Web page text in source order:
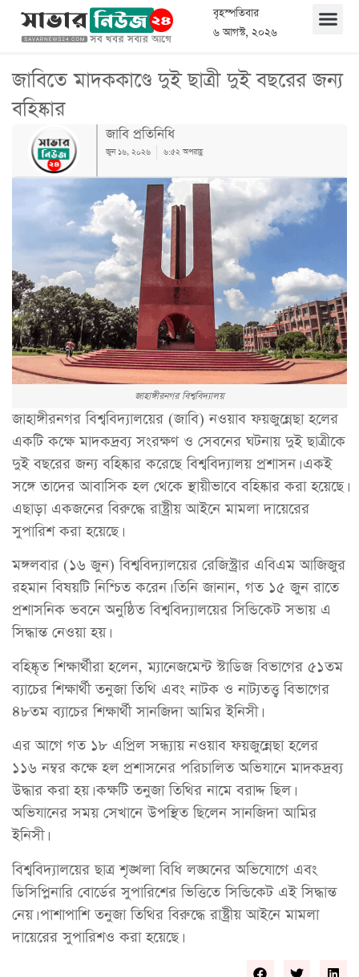
বৃহস্পতিবার
৬ আগস্ট, ২০২৬
জাবিতে মাদককাণ্ডে দুই ছাত্রী দুই বছরের জন্য
বহিষ্কার
জাবি প্রতিনিধি
জুন ১৬, ২০২৬ ৬:৫২ অপরাহ্ণ
জাহাঙ্গীরনগর বিশ্ববিদ্যালয়
জাহাঙ্গীরনগর বিশ্ববিদ্যালয়ের (জাবি) নওয়াব ফয়জুন্নেছা হলের
একটি কক্ষে মাদকদ্রব্য সংরক্ষণ ও সেবনের ঘটনায় দুই ছাত্রীকে
দুই বছরের জন্য বহিষ্কার করেছে বিশ্ববিদ্যালয় প্রশাসন। একই
সঙ্গে তাদের আবাসিক হল থেকে স্থায়ীভাবে বহিষ্কার করা হয়েছে।
এছাড়া একজনের বিরুদ্ধে রাষ্ট্রীয় আইনে মামলা দায়েরের
সুপারিশ করা হয়েছে।
মঙ্গলবার (১৬ জুন) বিশ্ববিদ্যালয়ের রেজিস্ট্রার এবিএম আজিজুর
রহমান বিষয়টি নিশ্চিত করেন। তিনি জানান, গত ১৫ জুন রাতে
প্রশাসনিক ভবনে অনুষ্ঠিত বিশ্ববিদ্যালয়ের সিন্ডিকেট সভায় এ
সিদ্ধান্ত নেওয়া হয়।
বহিষ্কৃত শিক্ষার্থীরা হলেন, ম্যানেজমেন্ট স্টাডিজ বিভাগের ৫১তম
ব্যাচের শিক্ষার্থী তনুজা তিথি এবং নাটক ও নাট্যতত্ত্ব বিভাগের
৪৮তম ব্যাচের শিক্ষার্থী সানজিদা আমির ইনিসী।
এর আগে গত ১৮ এপ্রিল সন্ধ্যায় নওয়াব ফয়জুন্নেছা হলের
১১৬ নম্বর কক্ষে হল প্রশাসনের পরিচালিত অভিযানে মাদকদ্রব্য
উদ্ধার করা হয়। কক্ষটি তনুজা তিথির নামে বরাদ্দ ছিল।
অভিযানের সময় সেখানে উপস্থিত ছিলেন সানজিদা আমির
ইনিসী।
বিশ্ববিদ্যালয়ের ছাত্র শৃঙ্খলা বিধি লঙ্ঘনের অভিযোগে এবং
ডিসিপ্লিনারি বোর্ডের সুপারিশের ভিত্তিতে সিন্ডিকেট এই সিদ্ধান্ত
নেয়। পাশাপাশি তনুজা তিথির বিরুদ্ধে রাষ্ট্রীয় আইনে মামলা
দায়েরের সুপারিশও করা হয়েছে।